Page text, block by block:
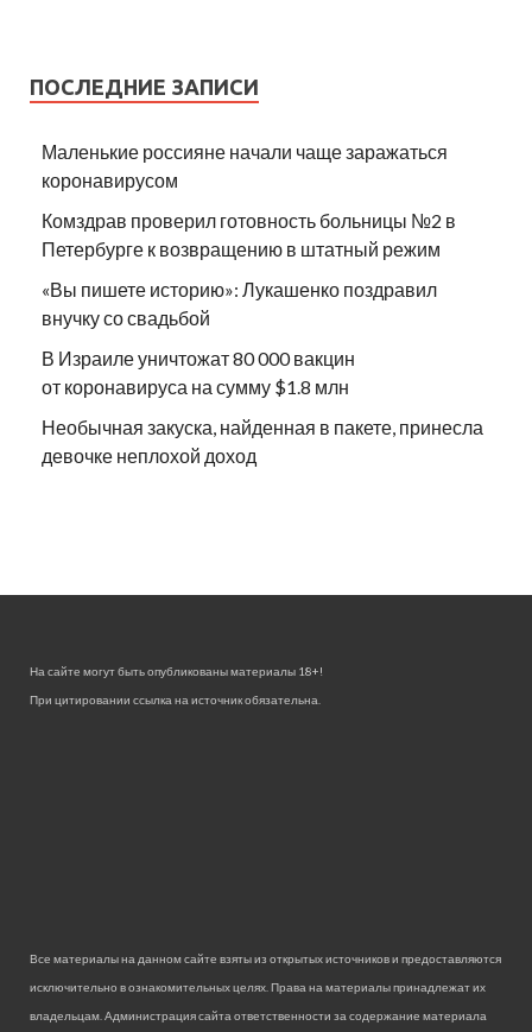
ПОСЛЕДНИЕ ЗАПИСИ
Маленькие россияне начали чаще заражаться
коронавирусом
Комздрав проверил готовность больницы №2 в
Петербурге к возвращению в штатный режим
«Вы пишете историю»: Лукашенко поздравил
внучку со свадьбой
В Израиле уничтожат 80 000 вакцин
от коронавируса на сумму $1.8 млн
Необычная закуска, найденная в пакете, принесла
девочке неплохой доход
На сайте могут быть опубликованы материалы 18+!
При цитировании ссылка на источник обязательна.
Все материалы на данном сайте взяты из открытых источников и предоставляются
исключительно в ознакомительных целях. Права на материалы принадлежат их
владельцам. Администрация сайта ответственности за содержание материала